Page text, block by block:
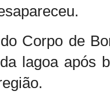
Corpo de
lagoa após